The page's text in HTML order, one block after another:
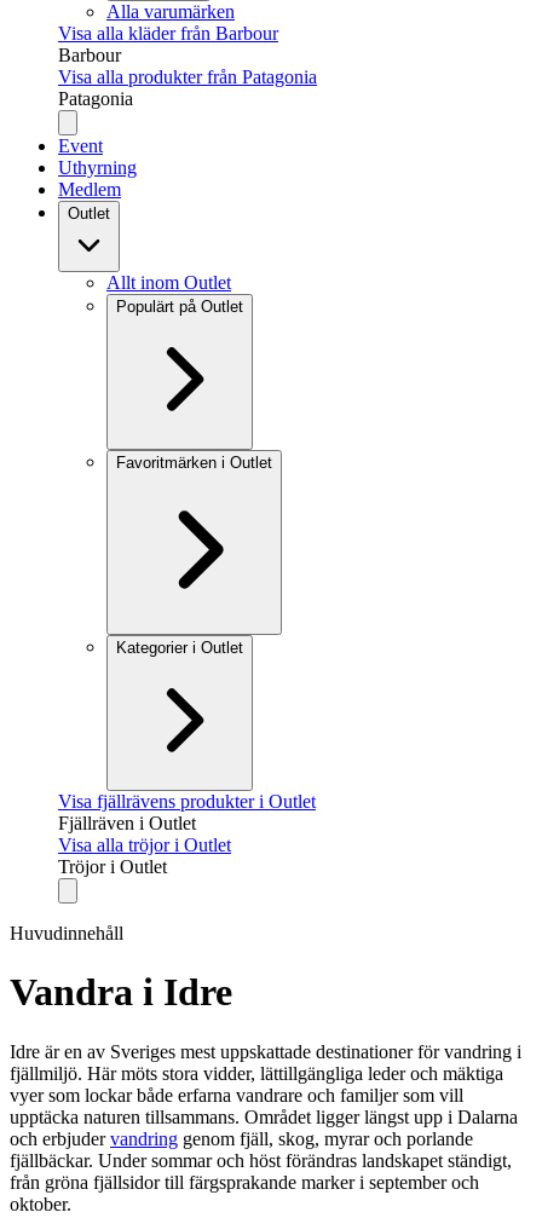
Alla varumärken
Visa alla kläder från Barbour
Barbour
Visa alla produkter från Patagonia
Patagonia
Event
Uthyrning
Medlem
Outlet
Allt inom Outlet
Populärt på Outlet
Favoritmärken i Outlet
Kategorier i Outlet
Visa fjällrävens produkter i Outlet
Fjällräven i Outlet
Visa alla tröjor i Outlet
Tröjor i Outlet
Huvudinnehåll
Vandra i Idre
Idre är en av Sveriges mest uppskattade destinationer för vandring i
fjällmiljö. Här möts stora vidder, lättillgängliga leder och mäktiga
vyer som lockar både erfarna vandrare och familjer som vill
upptäcka naturen tillsammans. Området ligger längst upp i Dalarna
och erbjudervandring genom fjäll, skog, myrar och porlande
fjällbäckar. Under sommar och höst förändras landskapet ständigt,
från gröna fjällsidor till färgsprakande marker i september och
oktober.